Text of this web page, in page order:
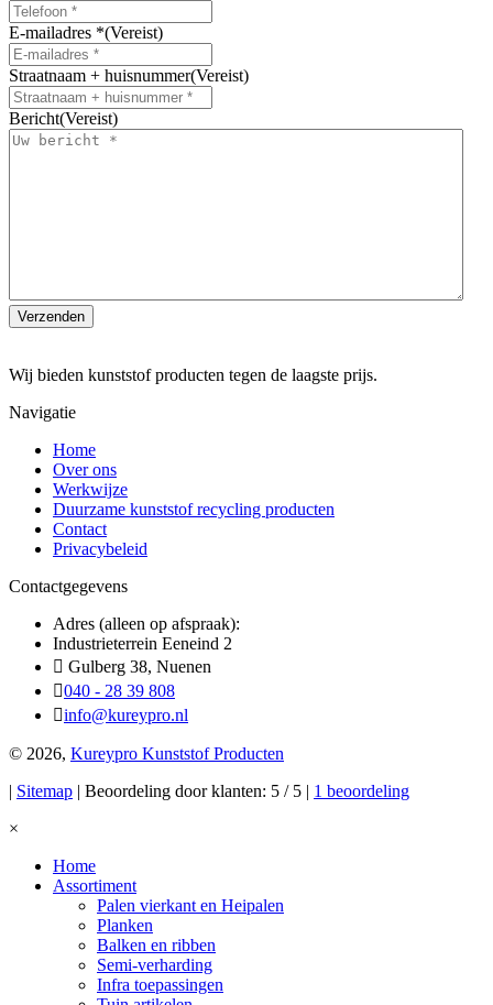
E-mailadres *(Vereist)
Straatnaam + huisnummer(Vereist)
Bericht(Vereist)
Wij bieden kunststof producten tegen de laagste prijs.
Navigatie
Home
Over ons
Werkwijze
Duurzame kunststof recycling producten
Contact
Privacybeleid
Contactgegevens
Adres (alleen op afspraak):
Industrieterrein Eeneind 2
Gulberg 38, Nuenen
040 - 28 39 808
info@kureypro.nl
© 2026, Kureypro Kunststof Producten
| Sitemap | Beoordeling door klanten: 5 / 5 | 1 beoordeling
×
Home
Assortiment
Palen vierkant en Heipalen
Planken
Balken en ribben
Semi-verharding
Infra toepassingen